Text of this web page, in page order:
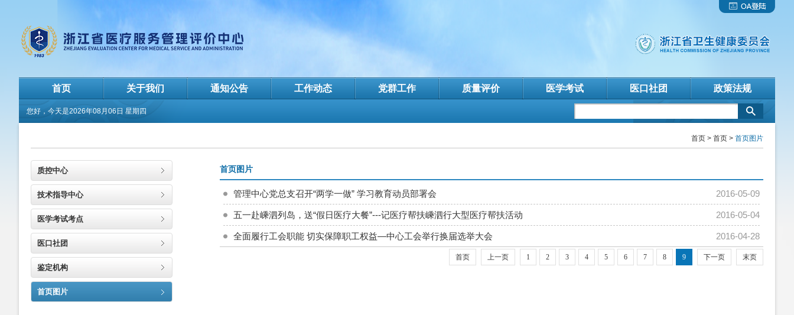
首页 关于我们 通知公告 工作动态 党群工作 质量评价 医学考试 医口社团 政策法规
您好，今天是2026年08月06日 星期四
首页 > 首页 > 首页图片
质控中心
技术指导中心
医学考试考点
医口社团
鉴定机构
首页图片
首页图片
2016-05-09
管理中心党总支召开“两学一做” 学习教育动员部署会
2016-05-04
五一赴嵊泗列岛，送“假日医疗大餐”---记医疗帮扶嵊泗行大型医疗帮扶活动
2016-04-28
全面履行工会职能 切实保障职工权益—中心工会举行换届选举大会
首页 上一页 1 2 3 4 5 6 7 8 9 下一页 末页